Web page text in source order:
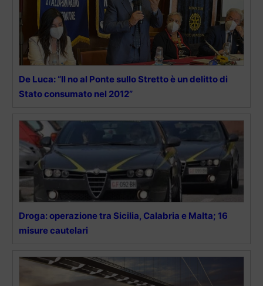
De Luca: “Il no al Ponte sullo Stretto è un delitto di
Stato consumato nel 2012”
Droga: operazione tra Sicilia, Calabria e Malta; 16
misure cautelari